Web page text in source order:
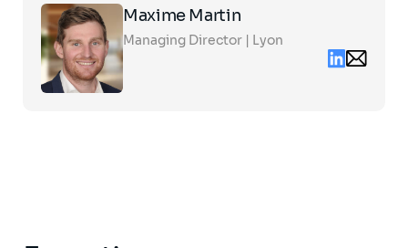
Maxime Martin
Managing Director | Lyon
Linkedin
Email
contact
Click
the
card
to
see
the
full